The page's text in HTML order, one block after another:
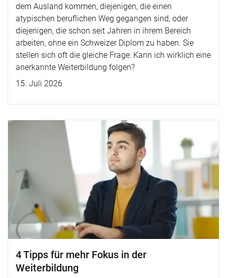
dem Ausland kommen, diejenigen, die einen
atypischen beruflichen Weg gegangen sind, oder
diejenigen, die schon seit Jahren in ihrem Bereich
arbeiten, ohne ein Schweizer Diplom zu haben. Sie
stellen sich oft die gleiche Frage: Kann ich wirklich eine
anerkannte Weiterbildung folgen?
15. Juli 2026
4 Tipps für mehr Fokus in der
Weiterbildung